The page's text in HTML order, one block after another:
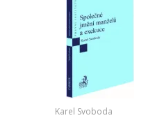
Karel Svoboda